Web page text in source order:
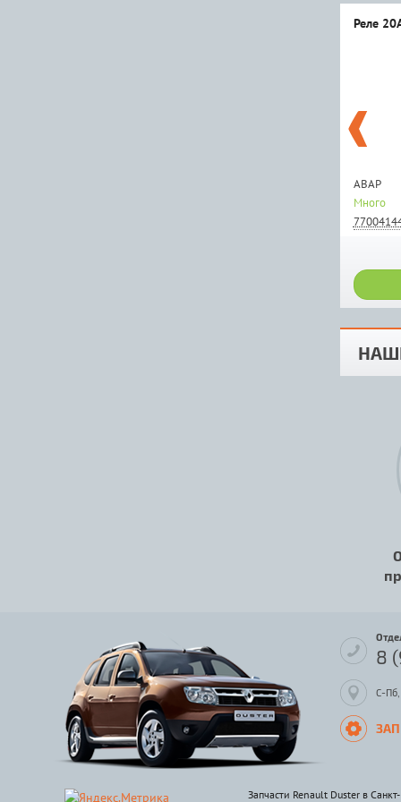
Реле
АВАР
Много
8
С-Пб,
Запчасти Renault Duster в